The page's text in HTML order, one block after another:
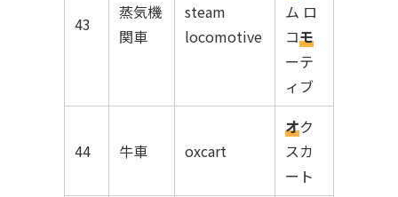
43
蒸気機
関車
steam
locomotive
ム ロ
コモ
ーテ
ィブ
44 牛車 oxcart
オク
スカ
ート